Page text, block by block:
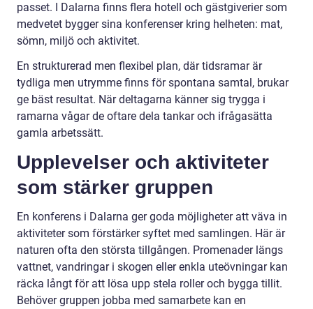
passet. I Dalarna finns flera hotell och gästgiverier som
medvetet bygger sina konferenser kring helheten: mat,
sömn, miljö och aktivitet.
En strukturerad men flexibel plan, där tidsramar är
tydliga men utrymme finns för spontana samtal, brukar
ge bäst resultat. När deltagarna känner sig trygga i
ramarna vågar de oftare dela tankar och ifrågasätta
gamla arbetssätt.
Upplevelser och aktiviteter
som stärker gruppen
En konferens i Dalarna ger goda möjligheter att väva in
aktiviteter som förstärker syftet med samlingen. Här är
naturen ofta den största tillgången. Promenader längs
vattnet, vandringar i skogen eller enkla uteövningar kan
räcka långt för att lösa upp stela roller och bygga tillit.
Behöver gruppen jobba med samarbete kan en